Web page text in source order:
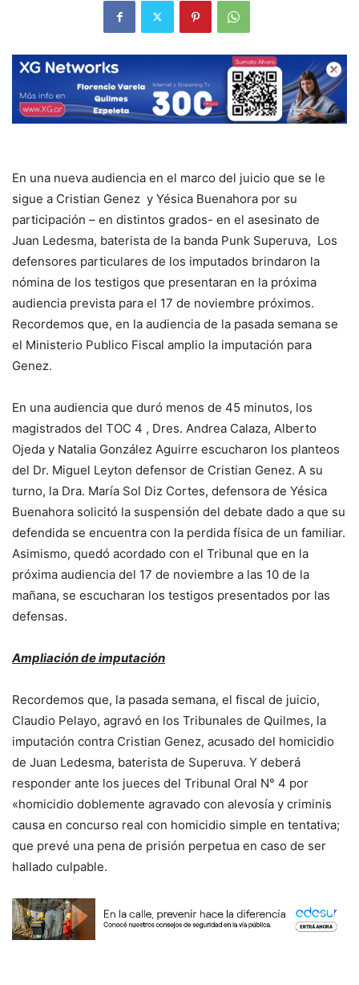
En una nueva audiencia en el marco del juicio que se le
sigue a Cristian Genez y Yésica Buenahora por su
participación – en distintos grados- en el asesinato de
Juan Ledesma, baterista de la banda Punk Superuva, Los
defensores particulares de los imputados brindaron la
nómina de los testigos que presentaran en la próxima
audiencia prevista para el 17 de noviembre próximos.
Recordemos que, en la audiencia de la pasada semana se
el Ministerio Publico Fiscal amplio la imputación para
Genez.
En una audiencia que duró menos de 45 minutos, los
magistrados del TOC 4 , Dres. Andrea Calaza, Alberto
Ojeda y Natalia González Aguirre escucharon los planteos
del Dr. Miguel Leyton defensor de Cristian Genez. A su
turno, la Dra. María Sol Diz Cortes, defensora de Yésica
Buenahora solicitó la suspensión del debate dado a que su
defendida se encuentra con la perdida física de un familiar.
Asimismo, quedó acordado con el Tribunal que en la
próxima audiencia del 17 de noviembre a las 10 de la
mañana, se escucharan los testigos presentados por las
defensas.
Ampliación de imputación
Recordemos que, la pasada semana, el fiscal de juicio,
Claudio Pelayo, agravó en los Tribunales de Quilmes, la
imputación contra Cristian Genez, acusado del homicidio
de Juan Ledesma, baterista de Superuva. Y deberá
responder ante los jueces del Tribunal Oral N° 4 por
«homicidio doblemente agravado con alevosía y criminis
causa en concurso real con homicidio simple en tentativa;
que prevé una pena de prisión perpetua en caso de ser
hallado culpable.